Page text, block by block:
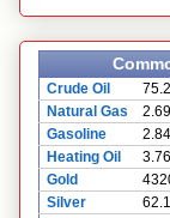
Crude Oil
Natural Gas
2.69
Gasoline
2.84
Heating Oil
3.76
Gold
Silver